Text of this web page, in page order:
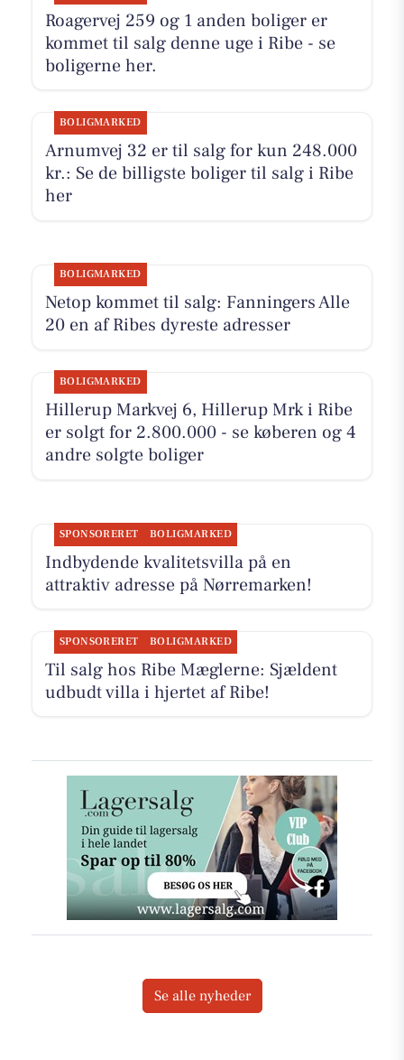
Roagervej 259 og 1 anden boliger er
kommet til salg denne uge i Ribe - se
boligerne her.
BOLIGMARKED
Arnumvej 32 er til salg for kun 248.000
kr.: Se de billigste boliger til salg i Ribe
her
BOLIGMARKED
Netop kommet til salg: Fanningers Alle
20 en af Ribes dyreste adresser
BOLIGMARKED
Hillerup Markvej 6, Hillerup Mrk i Ribe
er solgt for 2.800.000 - se køberen og 4
andre solgte boliger
SPONSORERET BOLIGMARKED
Indbydende kvalitetsvilla på en
attraktiv adresse på Nørremarken!
SPONSORERET BOLIGMARKED
Til salg hos Ribe Mæglerne: Sjældent
udbudt villa i hjertet af Ribe!
Se alle nyheder